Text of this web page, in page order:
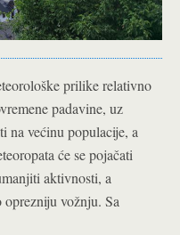
prilike relativno
padavine, uz
na većinu populacije, a
će se pojačati
aktivnosti, a
oprezniju vožnju. Sa